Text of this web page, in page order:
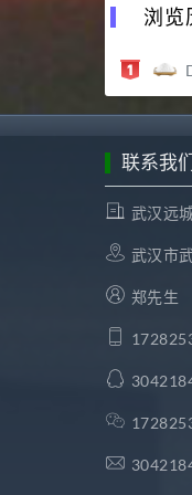
浏览
联系我们
武汉远
武汉市
郑先生